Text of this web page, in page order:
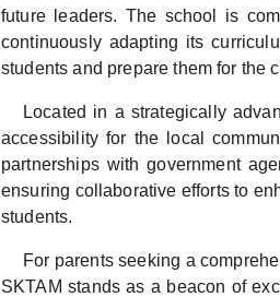
future leaders. The school is
continuously adapting its
students and prepare them for the
Located in a strategically
accessibility for the local
partnerships with government
ensuring collaborative efforts to
students.
For parents seeking a
SKTAM stands as a beacon of